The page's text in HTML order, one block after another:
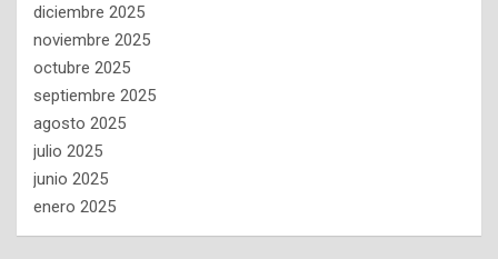
diciembre 2025
noviembre 2025
octubre 2025
septiembre 2025
agosto 2025
julio 2025
junio 2025
enero 2025